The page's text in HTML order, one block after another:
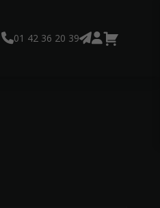
01 42 36 20 39